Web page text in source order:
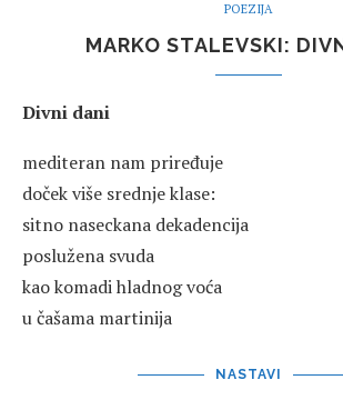
POEZIJA
MARKO STALEVSKI:
Divni dani
mediteran nam priređuje
doček više srednje klase:
sitno naseckana dekadencija
poslužena svuda
kao komadi hladnog voća
u čašama martinija
NASTAVI